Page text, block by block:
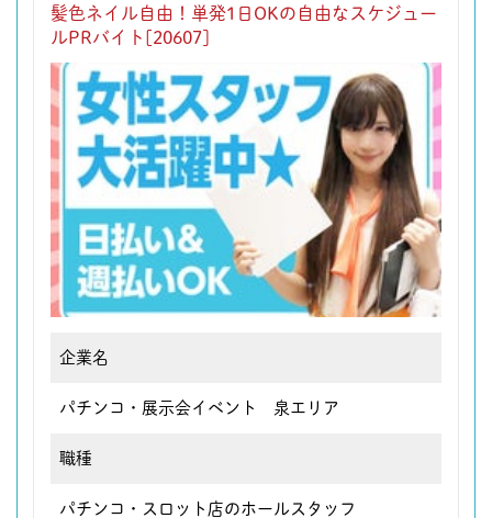
髪色ネイル自由！単発1日OKの自由なスケジュー
ルPRバイト[20607]
企業名
パチンコ・展示会イベント 泉エリア
職種
パチンコ・スロット店のホールスタッフ